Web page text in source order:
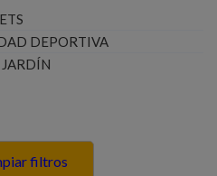
DEPORTIVA
filtros